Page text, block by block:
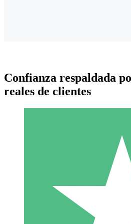
Paquetes de
Paga según el uso con créditos de
Confianza respaldada
reales de clientes